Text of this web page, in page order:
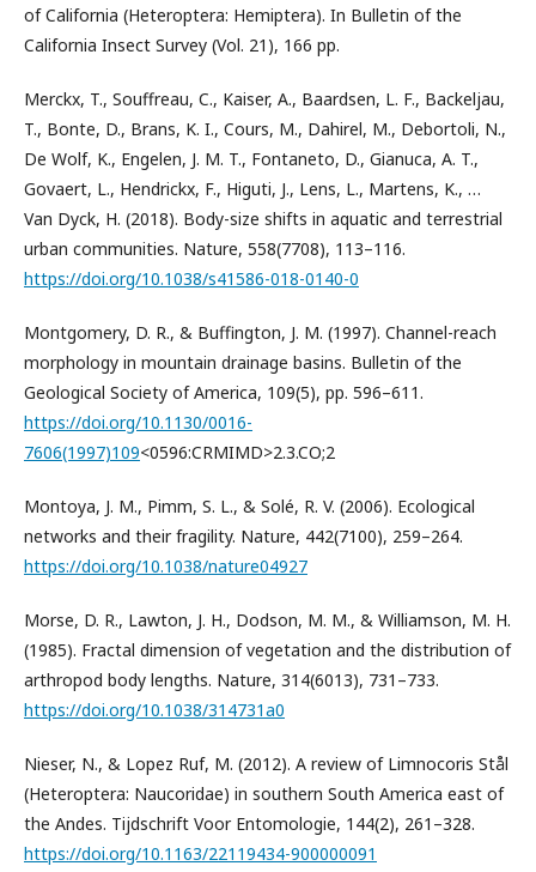
of California (Heteroptera: Hemiptera). In Bulletin of the
California Insect Survey (Vol. 21), 166 pp.
Merckx, T., Souffreau, C., Kaiser, A., Baardsen, L. F., Backeljau,
T., Bonte, D., Brans, K. I., Cours, M., Dahirel, M., Debortoli, N.,
De Wolf, K., Engelen, J. M. T., Fontaneto, D., Gianuca, A. T.,
Govaert, L., Hendrickx, F., Higuti, J., Lens, L., Martens, K., …
Van Dyck, H. (2018). Body-size shifts in aquatic and terrestrial
urban communities. Nature, 558(7708), 113–116.
https://doi.org/10.1038/s41586-018-0140-0
Montgomery, D. R., & Buffington, J. M. (1997). Channel-reach
morphology in mountain drainage basins. Bulletin of the
Geological Society of America, 109(5), pp. 596–611.
https://doi.org/10.1130/0016-
7606(1997)109<0596:CRMIMD>2.3.CO;2
Montoya, J. M., Pimm, S. L., & Solé, R. V. (2006). Ecological
networks and their fragility. Nature, 442(7100), 259–264.
https://doi.org/10.1038/nature04927
Morse, D. R., Lawton, J. H., Dodson, M. M., & Williamson, M. H.
(1985). Fractal dimension of vegetation and the distribution of
arthropod body lengths. Nature, 314(6013), 731–733.
https://doi.org/10.1038/314731a0
Nieser, N., & Lopez Ruf, M. (2012). A review of Limnocoris Stål
(Heteroptera: Naucoridae) in southern South America east of
the Andes. Tijdschrift Voor Entomologie, 144(2), 261–328.
https://doi.org/10.1163/22119434-900000091